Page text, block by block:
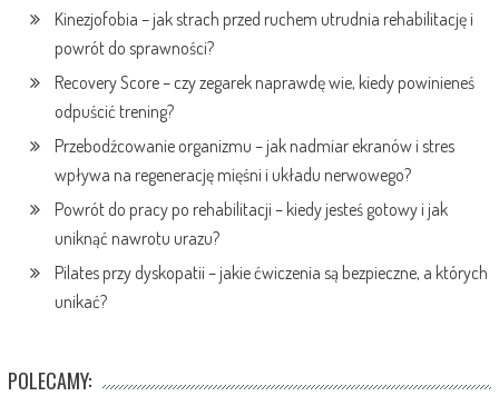
Kinezjofobia – jak strach przed ruchem utrudnia rehabilitację i
powrót do sprawności?
Recovery Score – czy zegarek naprawdę wie, kiedy powinieneś
odpuścić trening?
Przebodźcowanie organizmu – jak nadmiar ekranów i stres
wpływa na regenerację mięśni i układu nerwowego?
Powrót do pracy po rehabilitacji – kiedy jesteś gotowy i jak
uniknąć nawrotu urazu?
Pilates przy dyskopatii – jakie ćwiczenia są bezpieczne, a których
unikać?
POLECAMY: